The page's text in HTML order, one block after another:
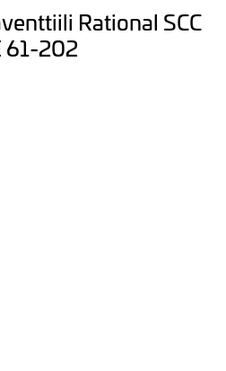
Rational SCC
61-202